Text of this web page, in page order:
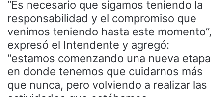
“Es necesario que sigamos teniendo la
responsabilidad y el compromiso que
venimos teniendo hasta este momento”,
expresó el Intendente y agregó:
“estamos comenzando una nueva etapa
en donde tenemos que cuidarnos más
que nunca, pero volviendo a realizar las